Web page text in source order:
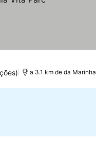
a 3.1 km de da Marinha